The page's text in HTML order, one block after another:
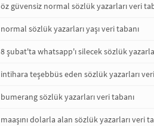
öz güvensiz normal sözlük yazarları veri
normal sözlük yazarları yaşı veri tabanı
8 şubat'ta whatsapp'ı silecek sözlük
intihara teşebbüs eden sözlük yazarları
bumerang sözlük yazarları veri tabanı
maaşını dolarla alan sözlük yazarları veri